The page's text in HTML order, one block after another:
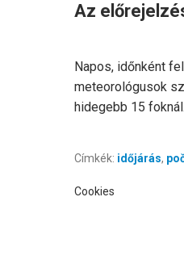
Az
Napos, időnként
meteorológusok
hidegebb 15 foknál.
Címkék: időjárás,
Cookies